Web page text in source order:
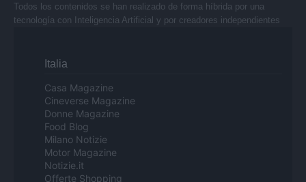
Todos los contenidos se han realizado de forma híbrida por una
tecnología con Inteligencia Artificial y por creadores independientes
Italia
Casa Magazine
Cineverse Magazine
Donne Magazine
Food Blog
Milano Notizie
Motor Magazine
Notizie.it
Offerte Shopping